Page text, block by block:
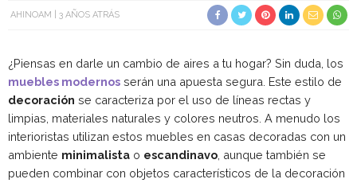
AHINOAM 3 AÑOS ATRÁS
¿Piensas en darle un cambio de aires a tu hogar? Sin duda, los
muebles modernos serán una apuesta segura. Este estilo de
decoración se caracteriza por el uso de líneas rectas y
limpias, materiales naturales y colores neutros. A menudo los
interioristas utilizan estos muebles en casas decoradas con un
ambiente minimalista o escandinavo , aunque también se
pueden combinar con objetos característicos de la decoración